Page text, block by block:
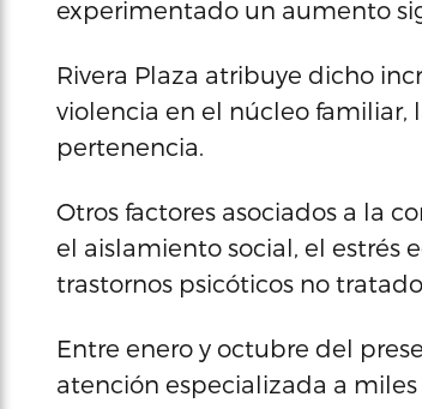
experimentado un aumento
Rivera Plaza atribuye dicho
violencia en el núcleo familiar,
pertenencia.
Otros factores asociados a la
el aislamiento social, el estrés
trastornos psicóticos no
Entre enero y octubre del
atención especializada a